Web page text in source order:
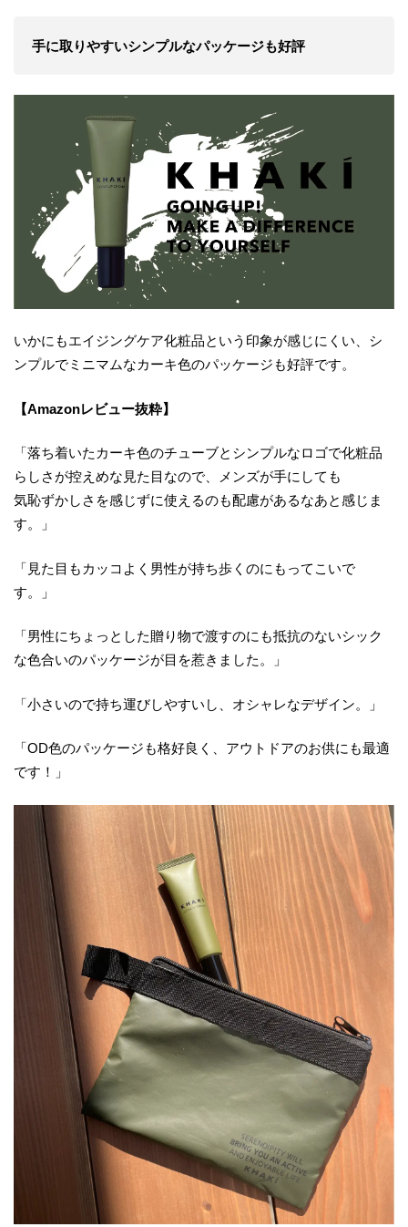
手に取りやすいシンプルなパッケージも好評
いかにもエイジングケア化粧品という印象が感じにくい、シ
ンプルでミニマムなカーキ色のパッケージも好評です。
【Amazonレビュー抜粋】
「落ち着いたカーキ色のチューブとシンプルなロゴで化粧品
らしさが控えめな見た目なので、メンズが手にしても
気恥ずかしさを感じずに使えるのも配慮があるなあと感じま
す。」
「見た目もカッコよく男性が持ち歩くのにもってこいで
す。」
「男性にちょっとした贈り物で渡すのにも抵抗のないシック
な色合いのパッケージが目を惹きました。」
「小さいので持ち運びしやすいし、オシャレなデザイン。」
「OD色のパッケージも格好良く、アウトドアのお供にも最適
です！」